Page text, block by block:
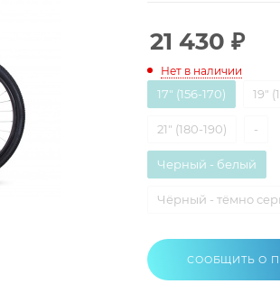
21 430 ₽
Нет в наличии
17" (156-170) 19"
21" (180-190) -
Черный - белый
Чёрный - тёмно
СООБЩИТЬ О